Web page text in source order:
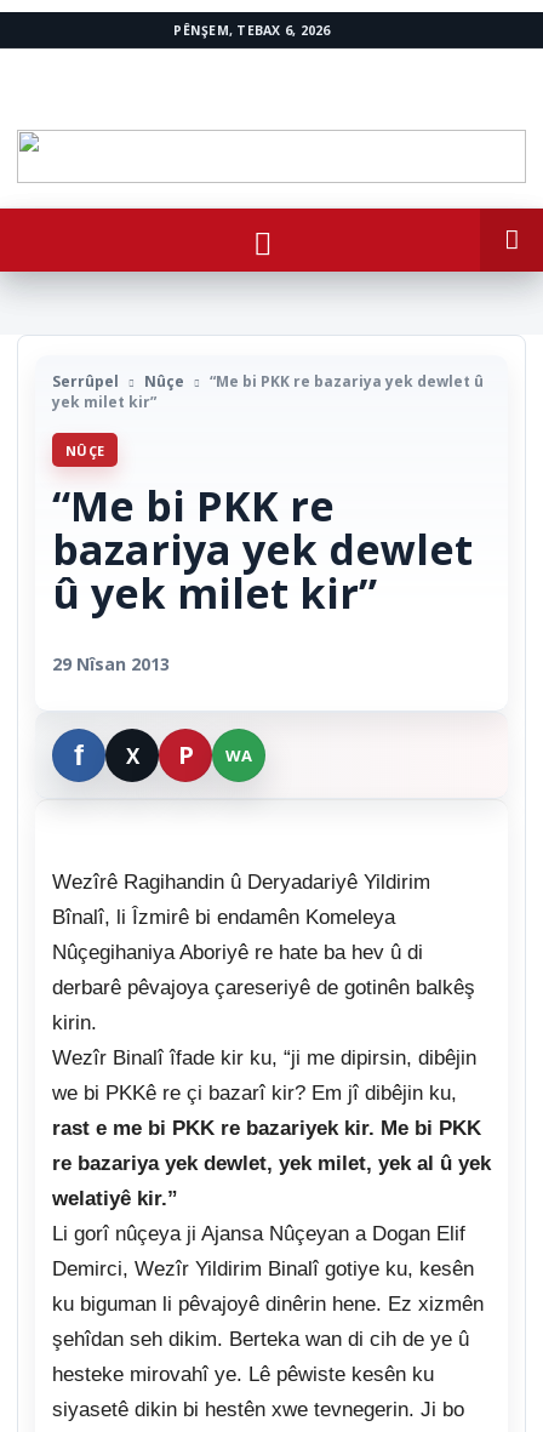
PÊNŞEM, TEBAX 6, 2026
Serrûpel Nûçe
“Me bi PKK re bazariya yek dewlet û
yek milet kir”
NÛÇE
“Me bi PKK re
bazariya yek dewlet
û yek milet kir”
29 Nîsan 2013
Wezîrê Ragihandin û Deryadariyê Yildirim
Bînalî, li Îzmirê bi endamên Komeleya
Nûçegihaniya Aboriyê re hate ba hev û di
derbarê pêvajoya çareseriyê de gotinên balkêş
kirin.
Wezîr Binalî îfade kir ku, “ji me dipirsin, dibêjin
we bi PKKê re çi bazarî kir? Em jî dibêjin ku,
rast e me bi PKK re bazariyek kir. Me bi PKK
re bazariya yek dewlet, yek milet, yek al û yek
welatiyê kir.”
Li gorî nûçeya ji Ajansa Nûçeyan a Dogan Elif
Demirci, Wezîr Yildirim Binalî gotiye ku, kesên
ku biguman li pêvajoyê dinêrin hene. Ez xizmên
şehîdan seh dikim. Berteka wan di cih de ye û
hesteke mirovahî ye. Lê pêwiste kesên ku
siyasetê dikin bi hestên xwe tevnegerin. Ji bo